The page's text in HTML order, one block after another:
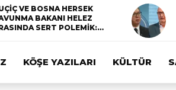
VE BOSNA HERSEK
BAKANI HELEZ
SERT POLEMİK:…
KÖŞE YAZILARI KÜLTÜR